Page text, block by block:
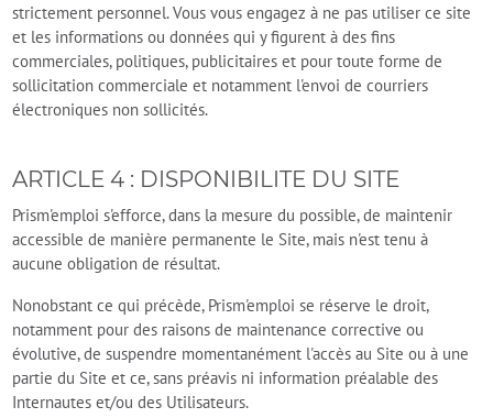
strictement personnel. Vous vous engagez à ne pas utiliser ce site
et les informations ou données qui y figurent à des fins
commerciales, politiques, publicitaires et pour toute forme de
sollicitation commerciale et notamment l'envoi de courriers
électroniques non sollicités.
ARTICLE 4 : DISPONIBILITE DU SITE
Prism'emploi s'efforce, dans la mesure du possible, de maintenir
accessible de manière permanente le Site, mais n'est tenu à
aucune obligation de résultat.
Nonobstant ce qui précède, Prism'emploi se réserve le droit,
notamment pour des raisons de maintenance corrective ou
évolutive, de suspendre momentanément l'accès au Site ou à une
partie du Site et ce, sans préavis ni information préalable des
Internautes et/ou des Utilisateurs.